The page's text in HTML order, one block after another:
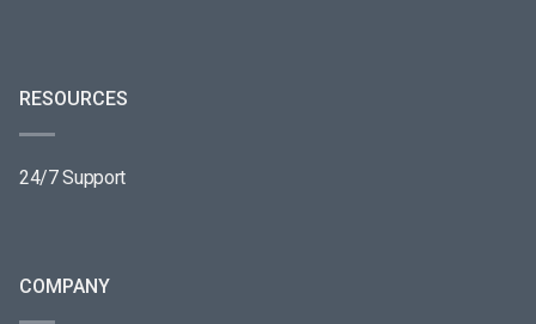
RESOURCES
24/7 Support
COMPANY